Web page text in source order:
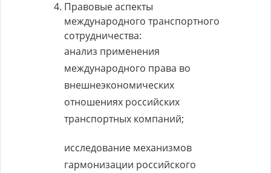
Правовые аспекты
международного транспортного
сотрудничества:
анализ применения
международного права во
внешнеэкономических
отношениях российских
транспортных компаний;
исследование механизмов
гармонизации российского